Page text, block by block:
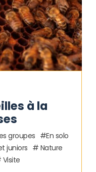
à la
groupes
En solo
juniors
Nature
Visite